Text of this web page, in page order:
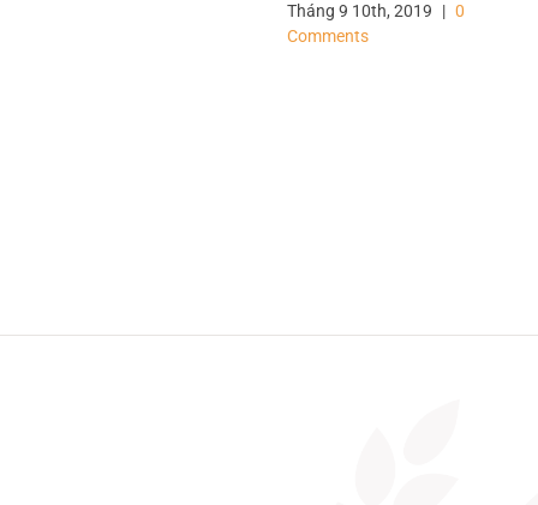
Tháng 9 10th, 2019 | 0
Comments